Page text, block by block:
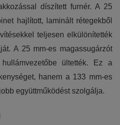
díszített furnér. A 25
hajlított, laminált rétegekből
teljesen elkülönítették
A 25 mm-es magassugárzót
ültették. Ez a
hanem a 133 mm-es
együttműködést szolgálja.